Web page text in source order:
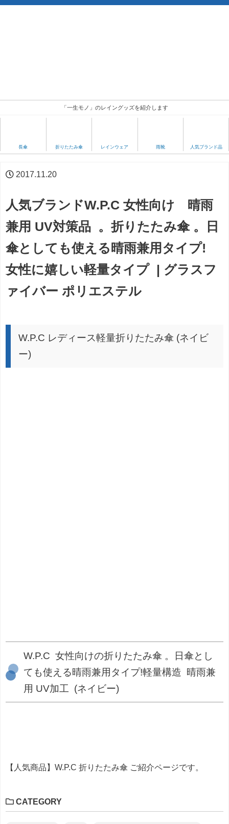
「一生モノ」のレイングッズを紹介します
長傘 折りたたみ傘 レインウェア 雨靴 人気ブランド品
2017.11.20
人気ブランドW.P.C 女性向け 晴雨
兼用 UV対策品 。折りたたみ傘 。日
傘としても使える晴雨兼用タイプ!
女性に嬉しい軽量タイプ | グラスフ
ァイバー ポリエステル
W.P.C レディース軽量折りたたみ傘 (ネイビ
ー)
W.P.C 女性向けの折りたたみ傘 。日傘とし
ても使える晴雨兼用タイプ!軽量構造 晴雨兼
用 UV加工 (ネイビー)
【人気商品】W.P.C 折りたたみ傘 ご紹介ページです。
CATEGORY